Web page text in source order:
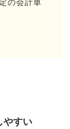
の会計単
やすい